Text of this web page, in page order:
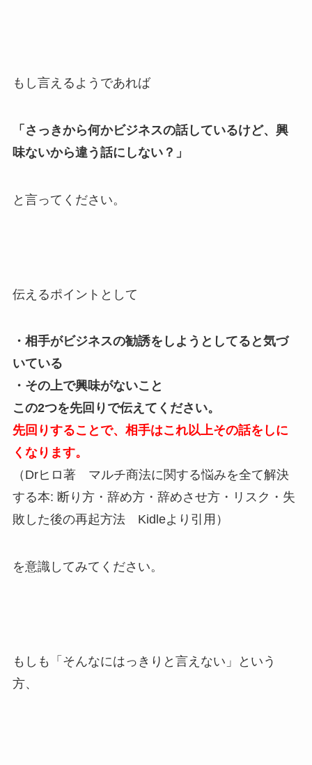
もし言えるようであれば
「さっきから何かビジネスの話しているけど、興
味ないから違う話にしない？」
と言ってください。
伝えるポイントとして
・相手がビジネスの勧誘をしようとしてると気づ
いている
・その上で興味がないこと
この2つを先回りで伝えてください。
先回りすることで、相手はこれ以上その話をしに
くなります。
（Drヒロ著 マルチ商法に関する悩みを全て解決
する本: 断り方・辞め方・辞めさせ方・リスク・失
敗した後の再起方法 Kidleより引用）
を意識してみてください。
もしも「そんなにはっきりと言えない」という
方、